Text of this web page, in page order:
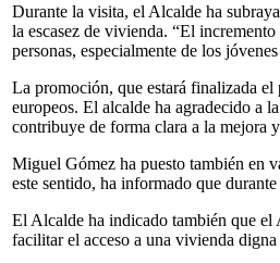
Durante la visita, el Alcalde ha
la escasez de vivienda. “El
personas, especialmente de los
La promoción, que estará finalizada
europeos. El alcalde ha agradecido a
contribuye de forma clara a la mejora
Miguel Gómez ha puesto también en
este sentido, ha informado que
El Alcalde ha indicado también que el
facilitar el acceso a una vivienda